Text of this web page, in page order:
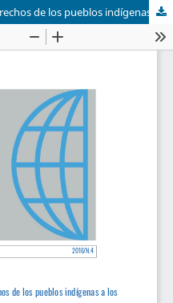
El ‘modelo extractivista’ y los derechos de los pueblos indígenas a los recursos naturales y al territorio en la Argentina de hoy